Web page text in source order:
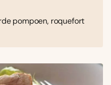
pompoen, roquefort